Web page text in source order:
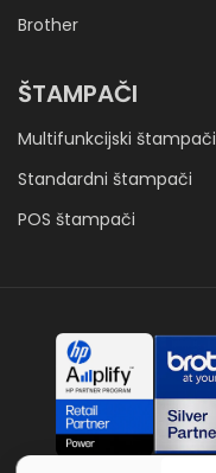
Brother
ŠTAMPAČI
Multifunkcijski štampači
Standardni štampači
POS štampači